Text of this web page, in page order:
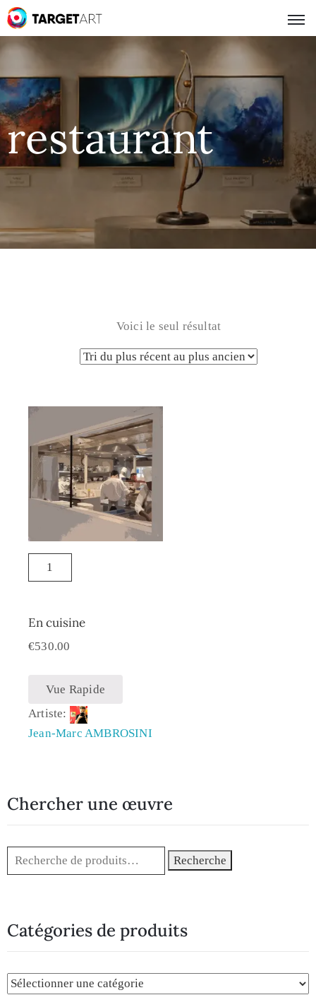
restaurant
Voici le seul résultat
En cuisine
€530.00
Vue Rapide
Artiste:
Jean-Marc AMBROSINI
Chercher une œuvre
Recherche
Catégories de produits